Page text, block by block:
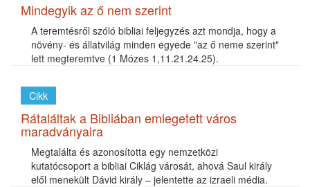
Mindegyik az ő nem szerint
A teremtésről szóló bibliai feljegyzés azt mondja, hogy a
növény- és állatvilág minden egyede "az ő neme szerint"
lett megteremtve (1 Mózes 1,11.21.24.25).
Cikk
Rátaláltak a Bibliában emlegetett város
maradványaira
Megtalálta és azonosította egy nemzetközi
kutatócsoport a bibliai Ciklág városát, ahová Saul király
elől menekült Dávid király – jelentette az izraeli média.